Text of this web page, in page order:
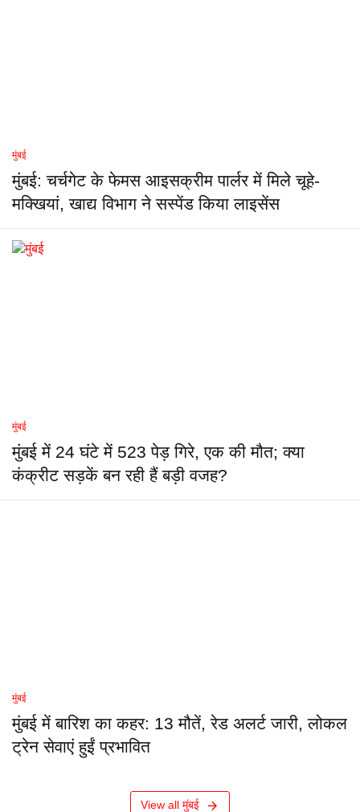
मुंबई
मुंबई: चर्चगेट के फेमस आइसक्रीम पार्लर में मिले चूहे-
मक्खियां, खाद्य विभाग ने सस्पेंड किया लाइसेंस
मुंबई
मुंबई में 24 घंटे में 523 पेड़ गिरे, एक की मौत; क्या
कंक्रीट सड़कें बन रही हैं बड़ी वजह?
मुंबई
मुंबई में बारिश का कहर: 13 मौतें, रेड अलर्ट जारी, लोकल
ट्रेन सेवाएं हुईं प्रभावित
View all मुंबई